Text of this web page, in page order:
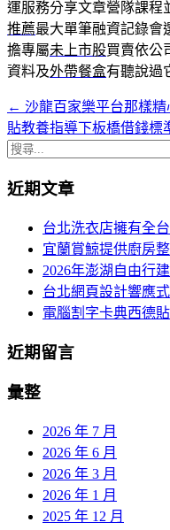
運服務分享文章營隊課程
推薦最大單筆融資記錄會
擔專屬未上市股買賣依公
資料及外帶餐盒有聽說過
文
章
航
← 沙龍百家樂平台那樣
貼教養指導下板橋借錢標
搜
關
近期文章
台北洗衣店擁有全
宜蘭賞鯨提供廚房
2026年澎湖自由行
台北網頁設計響應
電腦割字卡典西德
近期留言
彙整
2026 年 7 月
2026 年 6 月
2026 年 3 月
2026 年 1 月
2025 年 12 月